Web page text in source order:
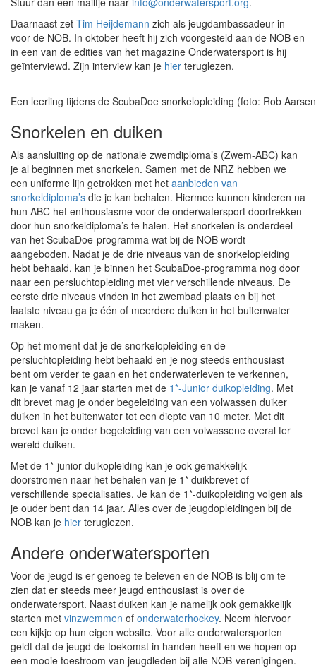
Daarnaast zet Tim Heijdemann zich als jeugdambassadeur in
voor de NOB. In oktober heeft hij zich voorgesteld aan de NOB en
in een van de edities van het magazine Onderwatersport is hij
geïnterviewd. Zijn interview kan je hier teruglezen.
Een leerling tijdens de ScubaDoe snorkelopleiding (foto: Rob
Snorkelen en duiken
Als aansluiting op de nationale zwemdiploma’s (Zwem-ABC) kan
je al beginnen met snorkelen. Samen met de NRZ hebben we
een uniforme lijn getrokken met het aanbieden van
snorkeldiploma’s die je kan behalen. Hiermee kunnen kinderen na
hun ABC het enthousiasme voor de onderwatersport doortrekken
door hun snorkeldiploma’s te halen. Het snorkelen is onderdeel
van het ScubaDoe-programma wat bij de NOB wordt
aangeboden. Nadat je de drie niveaus van de snorkelopleiding
hebt behaald, kan je binnen het ScubaDoe-programma nog door
naar een persluchtopleiding met vier verschillende niveaus. De
eerste drie niveaus vinden in het zwembad plaats en bij het
laatste niveau ga je één of meerdere duiken in het buitenwater
maken.
Op het moment dat je de snorkelopleiding en de
persluchtopleiding hebt behaald en je nog steeds enthousiast
bent om verder te gaan en het onderwaterleven te verkennen,
kan je vanaf 12 jaar starten met de 1*-Junior duikopleiding. Met
dit brevet mag je onder begeleiding van een volwassen duiker
duiken in het buitenwater tot een diepte van 10 meter. Met dit
brevet kan je onder begeleiding van een volwassene overal ter
wereld duiken.
Met de 1*-junior duikopleiding kan je ook gemakkelijk
doorstromen naar het behalen van je 1* duikbrevet of
verschillende specialisaties. Je kan de 1*-duikopleiding volgen als
je ouder bent dan 14 jaar. Alles over de jeugdopleidingen bij de
NOB kan je hier teruglezen.
Andere onderwatersporten
Voor de jeugd is er genoeg te beleven en de NOB is blij om te
zien dat er steeds meer jeugd enthousiast is over de
onderwatersport. Naast duiken kan je namelijk ook gemakkelijk
starten met vinzwemmen of onderwaterhockey. Neem hiervoor
een kijkje op hun eigen website. Voor alle onderwatersporten
geldt dat de jeugd de toekomst in handen heeft en we hopen op
een mooie toestroom van jeugdleden bij alle NOB-verenigingen.